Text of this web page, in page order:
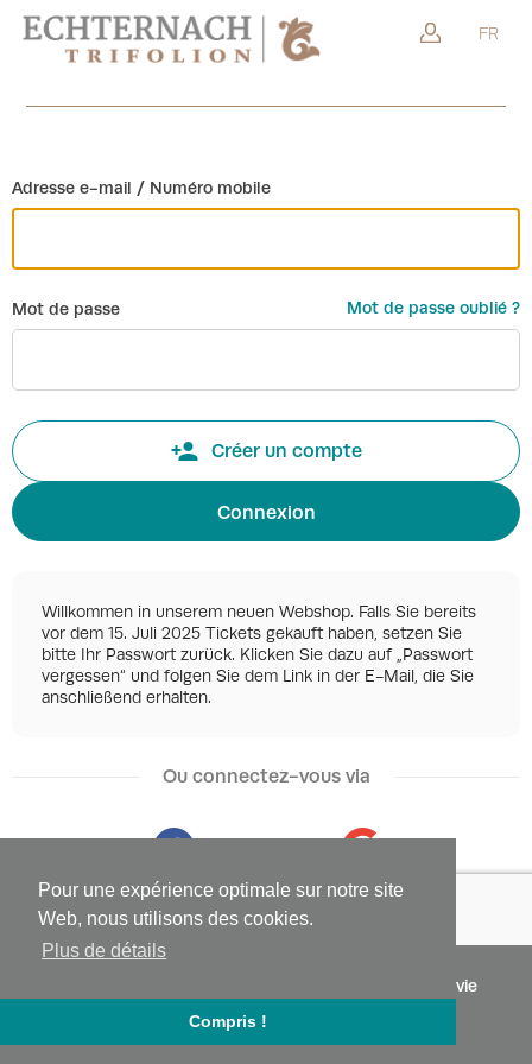
Pour une expérience optimale sur notre site
Web, nous utilisons des cookies.
Plus de détails
Compris !
Retour FR
Adresse e-mail / Numéro mobile
Mot de passe Mot de passe oublié ?
Créer un compte
Connexion
Willkommen in unserem neuen Webshop. Falls Sie bereits
vor dem 15. Juli 2025 Tickets gekauft haben, setzen Sie
bitte Ihr Passwort zurück. Klicken Sie dazu auf „Passwort
vergessen“ und folgen Sie dem Link in der E-Mail, die Sie
anschließend erhalten.
Ou connectez-vous via
Facebook Google
Tixly
Protection de la vie
privée